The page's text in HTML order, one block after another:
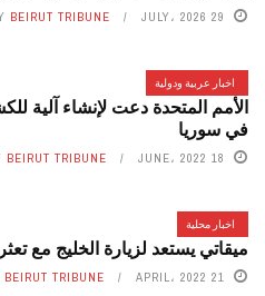
29 JULY، 2026 BEIRUT TRIBUNE
اخبار عربية ودولية
الأمم المتحدة دعت لإنشاء آلية
في سوريا
18 JUNE، 2022 BEIRUT TRIBUNE
اخبار محلية
ميقاتي يستعد لزيارة الخليج مع
21 APRIL، 2022 BEIRUT TRIBUNE